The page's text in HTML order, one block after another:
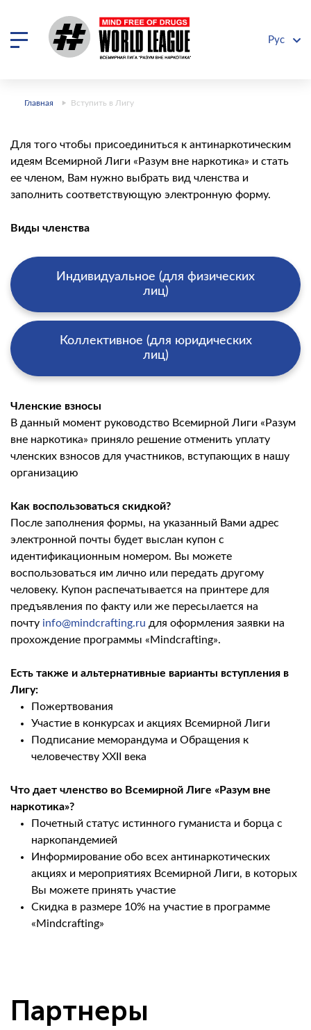
Рус
Главная Вступить в Лигу
Для того чтобы присоединиться к антинаркотическим
идеям Всемирной Лиги «Разум вне наркотика» и стать
ее членом, Вам нужно выбрать вид членства и
заполнить соответствующую электронную форму.
Виды членства
Индивидуальное (для физических
лиц)
Коллективное (для юридических
лиц)
Членские взносы
В данный момент руководство Всемирной Лиги «Разум
вне наркотика» приняло решение отменить уплату
членских взносов для участников, вступающих в нашу
организацию
Как воспользоваться скидкой?
После заполнения формы, на указанный Вами адрес
электронной почты будет выслан купон с
идентификационным номером. Вы можете
воспользоваться им лично или передать другому
человеку. Купон распечатывается на принтере для
предъявления по факту или же пересылается на
почту info@mindcrafting.ru для оформления заявки на
прохождение программы «Mindcrafting».
Есть также и альтернативные варианты вступления в
Лигу:
Пожертвования
Участие в конкурсах и акциях Всемирной Лиги
Подписание меморандума и Обращения к
человечеству XXII века
Что дает членство во Всемирной Лиге «Разум вне
наркотика»?
Почетный статус истинного гуманиста и борца с
наркопандемией
Информирование обо всех антинаркотических
акциях и мероприятиях Всемирной Лиги, в которых
Вы можете принять участие
Скидка в размере 10% на участие в программе
«Mindcrafting»
Партнеры